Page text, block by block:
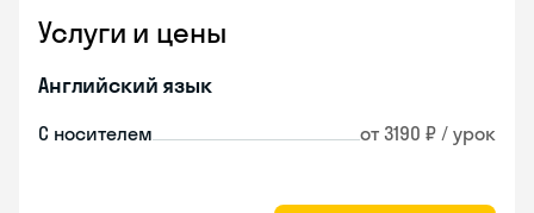
Услуги и цены
Английский язык
С носителем от 3190 ₽ / урок